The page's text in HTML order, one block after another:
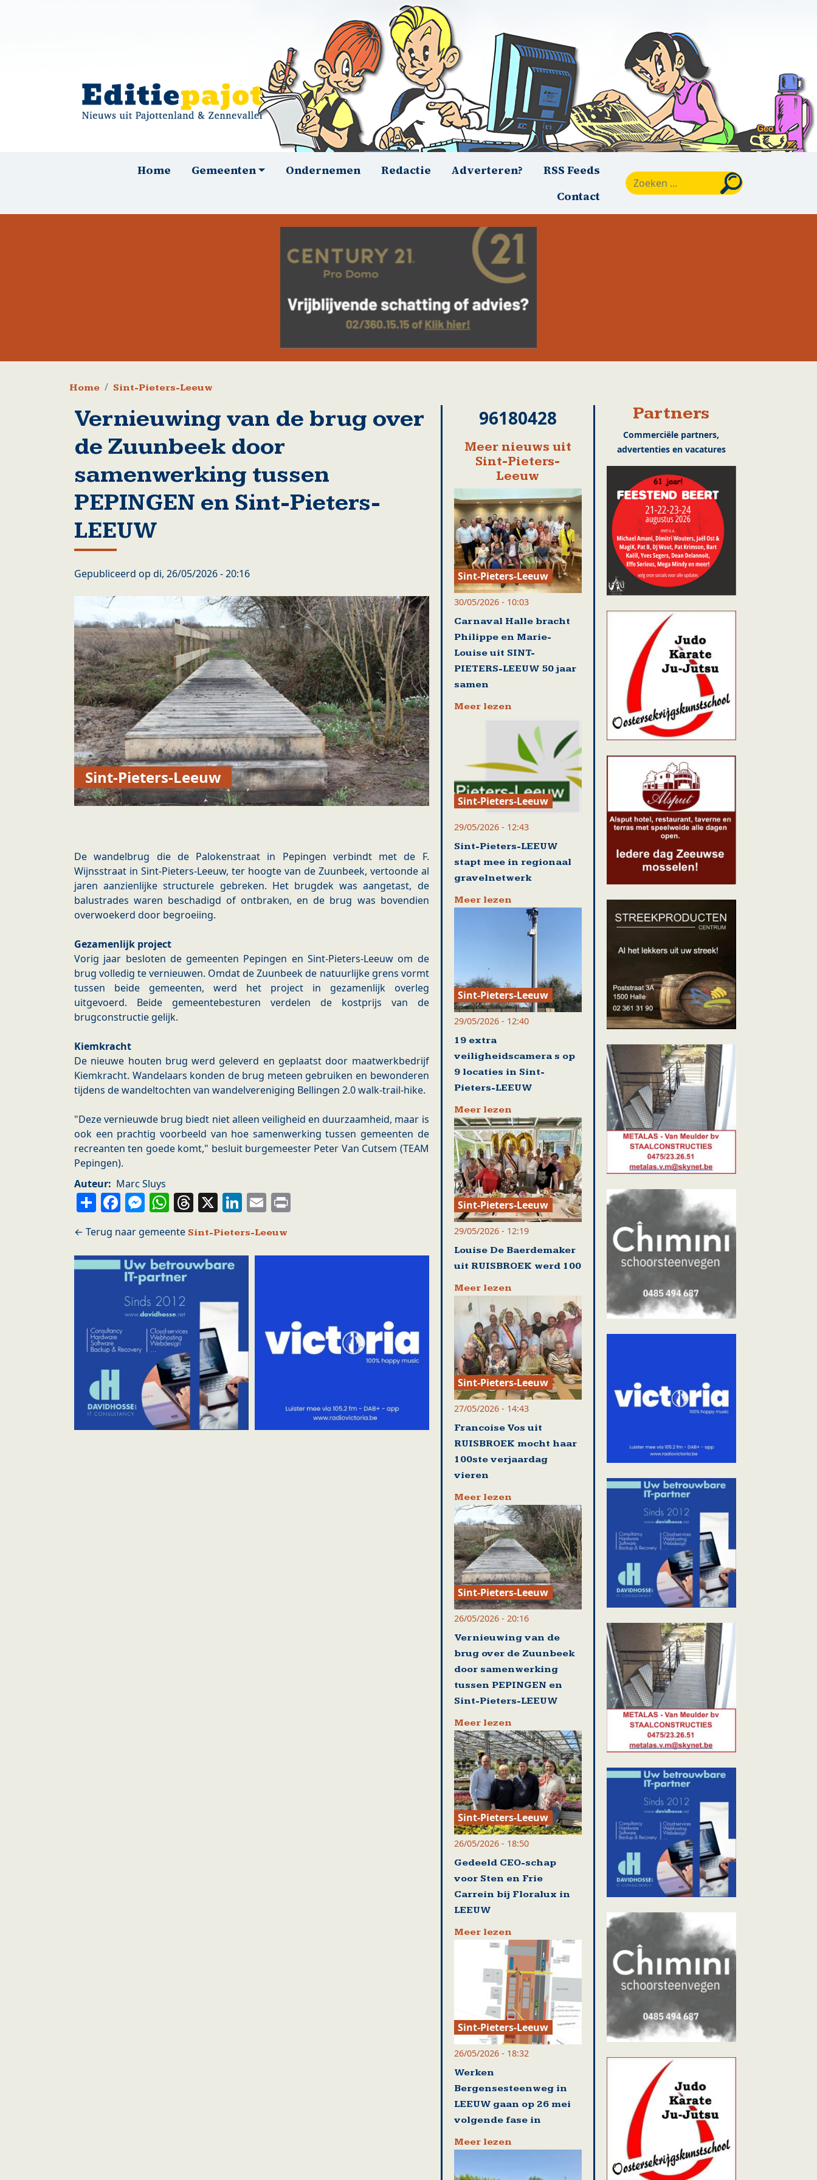
HoofdnavigatieHome Gemeenten Ondernemen Redactie Adverteren?
RSS Feeds
Contact
Kruimelpad
Home Sint-Pieters-Leeuw
Vernieuwing van de brug over
de Zuunbeek door
samenwerking tussen
PEPINGEN en Sint-Pieters-
LEEUW
Gepubliceerd op di, 26/05/2026 - 20:16
Sint-Pieters-Leeuw
De wandelbrug die de Palokenstraat in Pepingen verbindt met de F.
Wijnsstraat in Sint-Pieters-Leeuw, ter hoogte van de Zuunbeek, vertoonde al
jaren aanzienlijke structurele gebreken. Het brugdek was aangetast, de
balustrades waren beschadigd of ontbraken, en de brug was bovendien
overwoekerd door begroeiing.
Gezamenlijk project
Vorig jaar besloten de gemeenten Pepingen en Sint-Pieters-Leeuw om de
brug volledig te vernieuwen. Omdat de Zuunbeek de natuurlijke grens vormt
tussen beide gemeenten, werd het project in gezamenlijk overleg
uitgevoerd. Beide gemeentebesturen verdelen de kostprijs van de
brugconstructie gelijk.
Kiemkracht
De nieuwe houten brug werd geleverd en geplaatst door maatwerkbedrijf
Kiemkracht. Wandelaars konden de brug meteen gebruiken en bewonderen
tijdens de wandeltochten van wandelvereniging Bellingen 2.0 walk-trail-hike.
"Deze vernieuwde brug biedt niet alleen veiligheid en duurzaamheid, maar is
ook een prachtig voorbeeld van hoe samenwerking tussen gemeenten de
recreanten ten goede komt," besluit burgemeester Peter Van Cutsem (TEAM
Pepingen).
Auteur
Marc Sluys
ShareFacebook
Messenger
WhatsApp
Threads
X LinkedIn
Email
Sint-Pieters-Leeuw
96180428
Meer nieuws uit
Sint-Pieters-
Leeuw
Sint-Pieters-Leeuw
30/05/2026 - 10:03
Carnaval Halle bracht
Philippe en Marie-
Louise uit SINT-
PIETERS-LEEUW 50 jaar
samen
Meer lezen
Sint-Pieters-Leeuw
29/05/2026 - 12:43
Sint-Pieters-LEEUW
stapt mee in regionaal
gravelnetwerk
Meer lezen
Sint-Pieters-Leeuw
29/05/2026 - 12:40
19 extra
veiligheidscamera s op
9 locaties in Sint-
Pieters-LEEUW
Meer lezen
Sint-Pieters-Leeuw
29/05/2026 - 12:19
Louise De Baerdemaker
uit RUISBROEK werd 100
Meer lezen
Sint-Pieters-Leeuw
27/05/2026 - 14:43
Francoise Vos uit
RUISBROEK mocht haar
100ste verjaardag
vieren
Meer lezen
Sint-Pieters-Leeuw
26/05/2026 - 20:16
Vernieuwing van de
brug over de Zuunbeek
door samenwerking
tussen PEPINGEN en
Sint-Pieters-LEEUW
Meer lezen
Sint-Pieters-Leeuw
26/05/2026 - 18:50
Gedeeld CEO-schap
voor Sten en Frie
Carrein bij Floralux in
LEEUW
Meer lezen
Sint-Pieters-Leeuw
26/05/2026 - 18:32
Werken
Bergensesteenweg in
LEEUW gaan op 26 mei
volgende fase in
Meer lezen
Partners
Commerciële partners,
advertenties en vacatures